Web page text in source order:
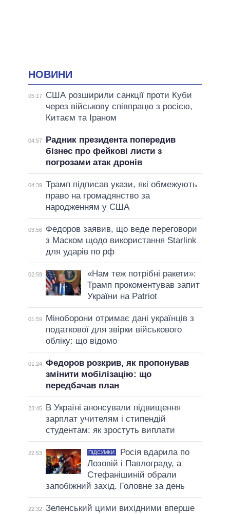
НОВИНИ
05:17
США розширили санкції проти Куби
через військову співпрацю з росією,
Китаєм та Іраном
04:57
Радник президента попередив
бізнес про фейкові листи з
погрозами атак дронів
04:39 Трамп підписав укази, які обмежують
право на громадянство за
народженням у США
03:56
Федоров заявив, що веде переговори
з Маском щодо використання Starlink
для ударів по рф
02:59
«Нам теж потрібні ракети»:
Трамп прокоментував запит
України на Patriot
01:59
Міноборони отримає дані українців з
податкової для звірки військового
обліку: що відомо
01:24 Федоров розкрив, як пропонував
змінити мобілізацію: що
передбачав план
23:45
В Україні анонсували підвищення
зарплат учителям і стипендій
студентам: як зростуть виплати
22:53 ПІДСУМКИ
Росія вдарила по
Лозовій і Павлограду, а
Стефанішиній обрали
запобіжний захід. Головне за день
22:32 Зеленський цими вихідними вперше